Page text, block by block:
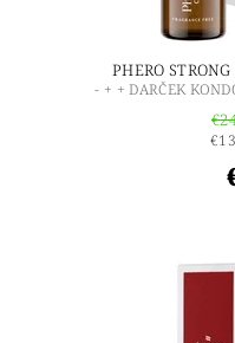
PHERO
- + + DARČEK